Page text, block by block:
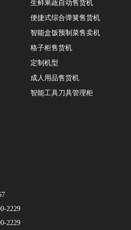
心，继续创造更多价值。同时也将不
能和便捷的产品与服务，满足用户日
障碍，以更加贴近用户需求的方式进
2229
2229
生鲜果蔬自动售货机
便捷式综合弹簧售货机
智能盒饭预制菜售卖机
格子柜售货机
定制机型
成人用品售货机
智能工具刀具管理柜